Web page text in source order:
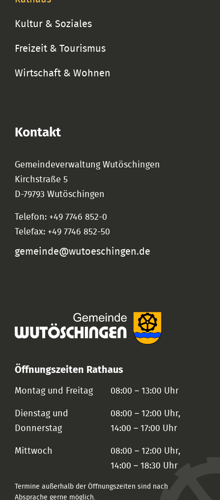
Kultur & Soziales
Freizeit & Tourismus
Wirtschaft & Wohnen
Kontakt
Gemeindeverwaltung Wutöschingen
Kirchstraße 5
D-79793 Wutöschingen
Telefon: +49 7746 852-0
Telefax: +49 7746 852-50
gemeinde@wutoeschingen.de
Öffnungszeiten Rathaus
Montag und Freitag 08:00 – 13:00 Uhr
Dienstag und
Donnerstag
08:00 – 12:00 Uhr,
14:00 – 17:00 Uhr
Mittwoch
08:00 – 12:00 Uhr,
14:00 – 18:30 Uhr
Termine außerhalb der Öffnungszeiten sind nach
Absprache gerne möglich.